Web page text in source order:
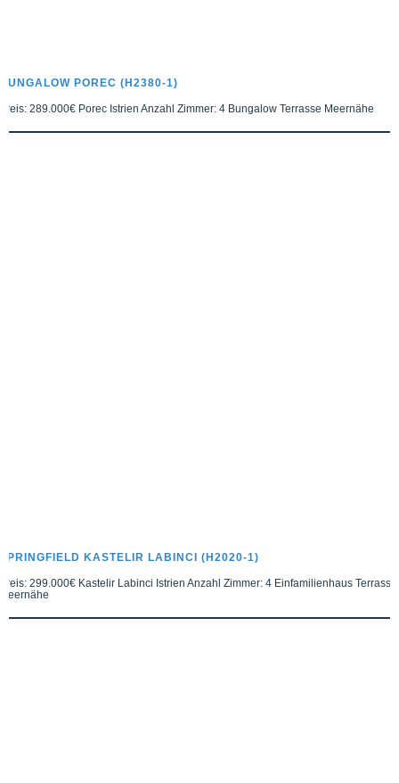
BUNGALOW POREC (H2380-1)
Preis: 289.000€ Porec Istrien Anzahl Zimmer: 4 Bungalow Terrasse Meernähe
SPRINGFIELD KASTELIR LABINCI (H2020-1)
Preis: 299.000€ Kastelir Labinci Istrien Anzahl Zimmer: 4 Einfamilienhaus Terrasse
Meernähe